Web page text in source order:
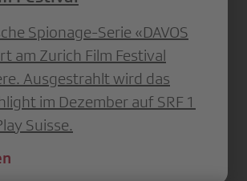
Spionage-Serie «DAVOS
am Zurich Film Festival
Ausgestrahlt wird das
im Dezember auf SRF 1
Suisse.